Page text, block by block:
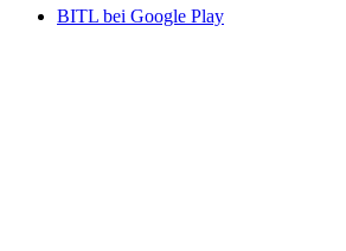
BITL bei Google Play